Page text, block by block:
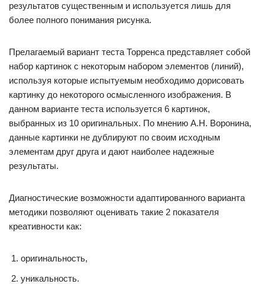
результатов существенным и используется лишь для
более полного понимания рисунка.
Прелагаемый вариант теста Торренса представляет собой
набор картинок с некоторым набором элементов (линий),
используя которые испытуемым необходимо дорисовать
картинку до некоторого осмысленного изображения. В
данном варианте теста используется 6 картинок,
выбранных из 10 оригинальных. По мнению А.Н. Воронина,
данные картинки не дублируют по своим исходным
элементам друг друга и дают наиболее надежные
результаты.
Диагностические возможности адаптированного варианта
методики позволяют оценивать такие 2 показателя
креативности как:
оригинальность,
уникальность.